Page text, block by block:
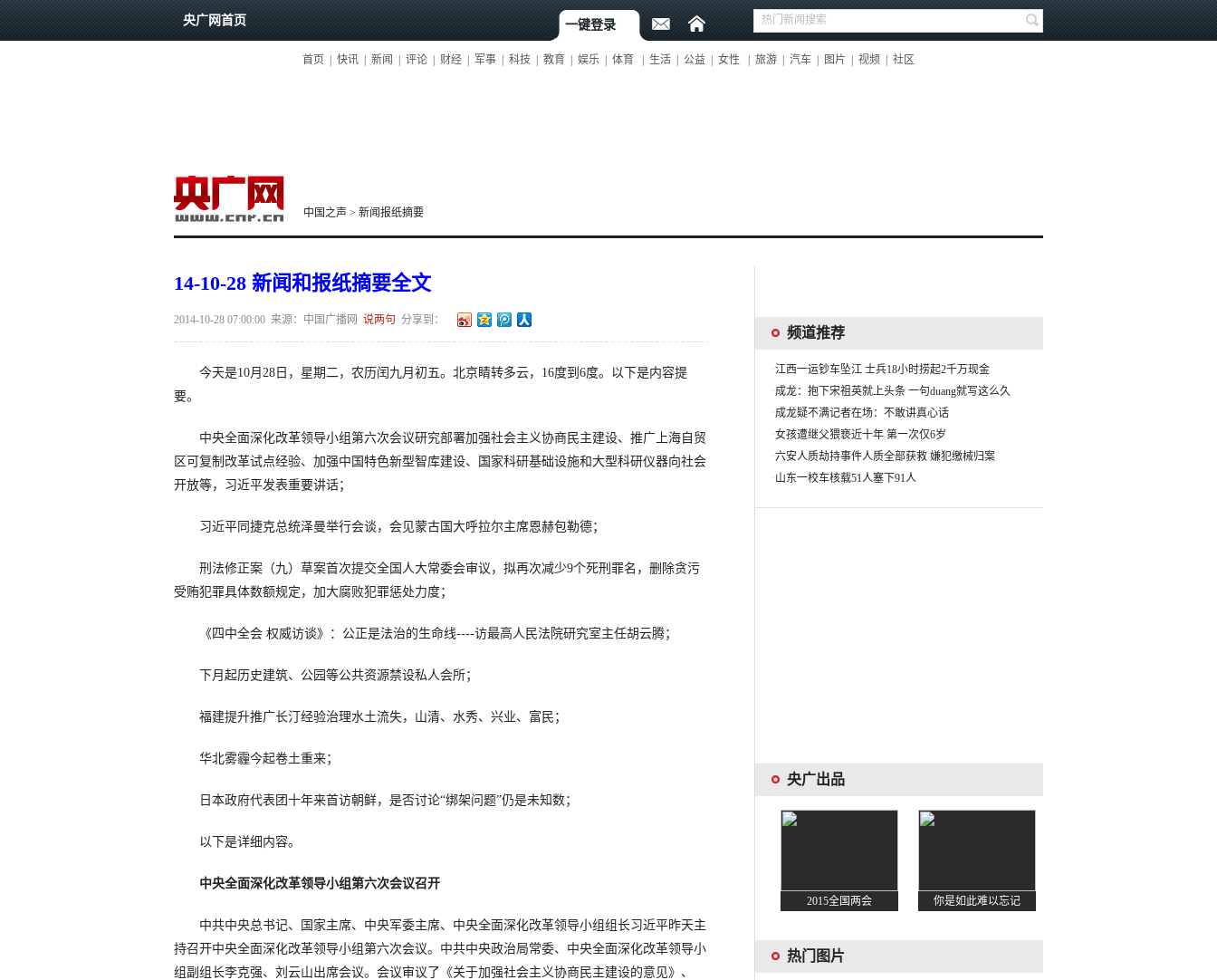
央广网首页 一键登录
首页 快讯 新闻 评论 财经 军事 科技 教育 娱乐 体育 生活 公益 女性 旅游 汽车 图片 视频 社区
中国之声 > 新闻报纸摘要
14-10-28 新闻和报纸摘要全文
2014-10-28 07:00:00 来源： 中国广播网 说两句 分享到：
今天是10月28日，星期二，农历闰九月初五。北京睛转多云，16度到6度。以下是内容提
要。
中央全面深化改革领导小组第六次会议研究部署加强社会主义协商民主建设、推广上海自贸
区可复制改革试点经验、加强中国特色新型智库建设、国家科研基础设施和大型科研仪器向社会
开放等，习近平发表重要讲话；
习近平同捷克总统泽曼举行会谈，会见蒙古国大呼拉尔主席恩赫包勒德；
刑法修正案（九）草案首次提交全国人大常委会审议，拟再次减少9个死刑罪名，删除贪污
受贿犯罪具体数额规定，加大腐败犯罪惩处力度；
《四中全会 权威访谈》：公正是法治的生命线----访最高人民法院研究室主任胡云腾；
下月起历史建筑、公园等公共资源禁设私人会所；
福建提升推广长汀经验治理水土流失，山清、水秀、兴业、富民；
华北雾霾今起卷土重来；
日本政府代表团十年来首访朝鲜，是否讨论“绑架问题”仍是未知数；
以下是详细内容。
中央全面深化改革领导小组第六次会议召开
中共中央总书记、国家主席、中央军委主席、中央全面深化改革领导小组组长习近平昨天主
持召开中央全面深化改革领导小组第六次会议。中共中央政治局常委、中央全面深化改革领导小
组副组长李克强、刘云山出席会议。会议审议了《关于加强社会主义协商民主建设的意见》、